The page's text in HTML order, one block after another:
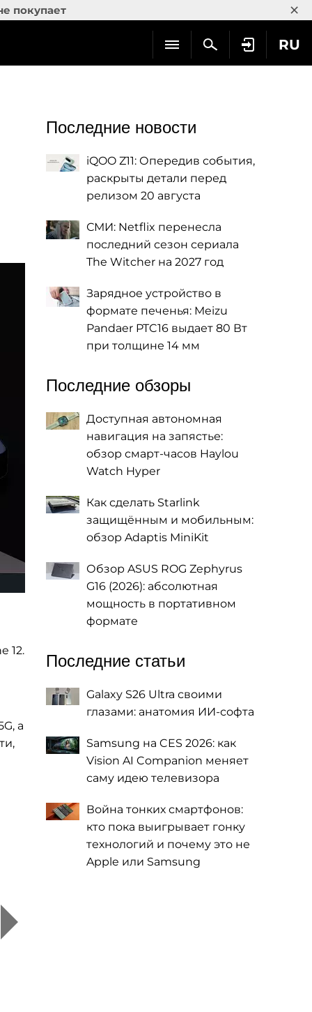
покупает ×
RU
12.
а
Последние новости
iQOO Z11: Опередив события,
раскрыты детали перед
релизом 20 августа
СМИ: Netflix перенесла
последний сезон сериала
The Witcher на 2027 год
Зарядное устройство в
формате печенья: Meizu
Pandaer PTC16 выдает 80 Вт
при толщине 14 мм
Последние обзоры
Доступная автономная
навигация на запястье:
обзор смарт-часов Haylou
Watch Hyper
Как сделать Starlink
защищённым и мобильным:
обзор Adaptis MiniKit
Обзор ASUS ROG Zephyrus
G16 (2026): абсолютная
мощность в портативном
формате
Последние статьи
Galaxy S26 Ultra своими
глазами: анатомия ИИ-софта
Samsung на CES 2026: как
Vision AI Companion меняет
саму идею телевизора
Война тонких смартфонов:
кто пока выигрывает гонку
технологий и почему это не
Apple или Samsung